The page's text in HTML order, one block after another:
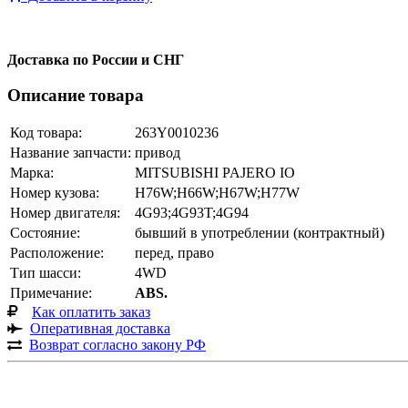
Доставка по России и СНГ
Описание товара
Код товара:
263Y0010236
Название запчасти: привод
Марка:
MITSUBISHI PAJERO IO
Номер кузова:
H76W;H66W;H67W;H77W
Номер двигателя:
4G93;4G93T;4G94
Состояние:
бывший в употреблении (контрактный)
Расположение:
перед, право
Тип шасси:
4WD
Примечание:
ABS.
Как оплатить заказ
Оперативная доставка
Возврат согласно закону РФ